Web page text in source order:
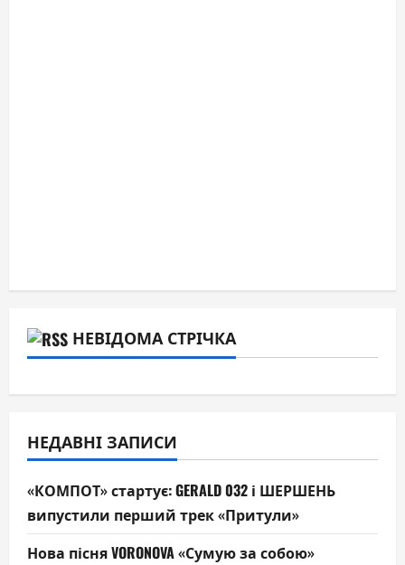
НЕВІДОМА СТРІЧКА
НЕДАВНІ ЗАПИСИ
«КОМПОТ» стартує: GERALD 032 і ШЕРШЕНЬ
випустили перший трек «Притули»
Нова пісня VORONOVA «Сумую за собою»